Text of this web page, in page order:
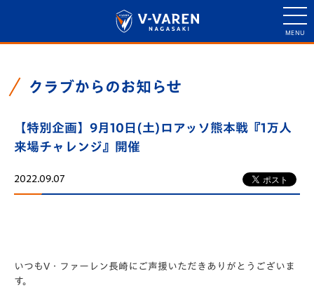
クラブからのお知らせ
【特別企画】9月10日(土)ロアッソ熊本戦『1万人
来場チャレンジ』開催
2022.09.07
いつもV・ファーレン長崎にご声援いただきありがとうございま
す。